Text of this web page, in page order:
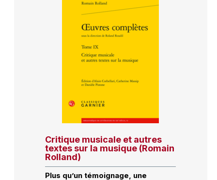
Critique musicale et autres
textes sur la musique (Romain
Rolland)
Plus qu’un témoignage, une